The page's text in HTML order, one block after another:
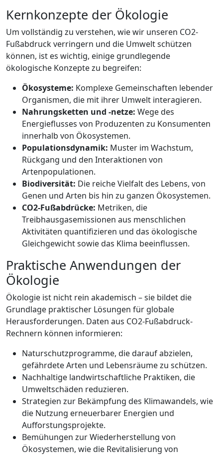
Kernkonzepte der Ökologie
Um vollständig zu verstehen, wie wir unseren CO2-
Fußabdruck verringern und die Umwelt schützen
können, ist es wichtig, einige grundlegende
ökologische Konzepte zu begreifen:
Ökosysteme: Komplexe Gemeinschaften lebender
Organismen, die mit ihrer Umwelt interagieren.
Nahrungsketten und -netze: Wege des
Energieflusses von Produzenten zu Konsumenten
innerhalb von Ökosystemen.
Populationsdynamik: Muster im Wachstum,
Rückgang und den Interaktionen von
Artenpopulationen.
Biodiversität: Die reiche Vielfalt des Lebens, von
Genen und Arten bis hin zu ganzen Ökosystemen.
CO2-Fußabdrücke: Metriken, die
Treibhausgasemissionen aus menschlichen
Aktivitäten quantifizieren und das ökologische
Gleichgewicht sowie das Klima beeinflussen.
Praktische Anwendungen der
Ökologie
Ökologie ist nicht rein akademisch – sie bildet die
Grundlage praktischer Lösungen für globale
Herausforderungen. Daten aus CO2-Fußabdruck-
Rechnern können informieren:
Naturschutzprogramme, die darauf abzielen,
gefährdete Arten und Lebensräume zu schützen.
Nachhaltige landwirtschaftliche Praktiken, die
Umweltschäden reduzieren.
Strategien zur Bekämpfung des Klimawandels, wie
die Nutzung erneuerbarer Energien und
Aufforstungsprojekte.
Bemühungen zur Wiederherstellung von
Ökosystemen, wie die Revitalisierung von